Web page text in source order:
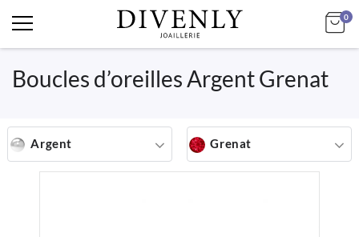
0
Boucles d’oreilles Argent Grenat
Argent Grenat